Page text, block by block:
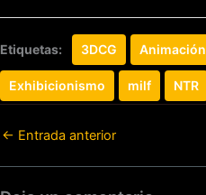
Etiquetas: 3DCG Animación
Exhibicionismo milf NTR
← Entrada anterior